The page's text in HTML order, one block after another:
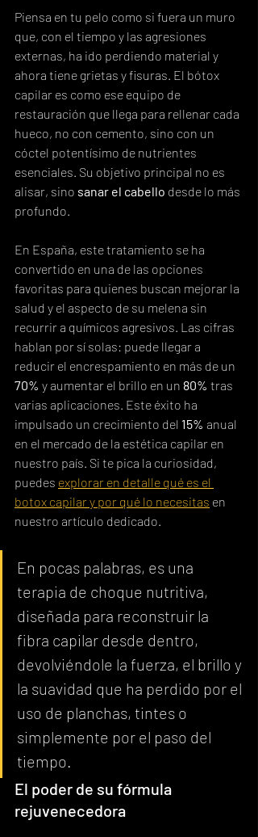
Piensa en tu pelo como si fuera un muro
que, con el tiempo y las agresiones
externas, ha ido perdiendo material y
ahora tiene grietas y fisuras. El bótox
capilar es como ese equipo de
restauración que llega para rellenar cada
hueco, no con cemento, sino con un
cóctel potentísimo de nutrientes
esenciales. Su objetivo principal no es
alisar, sino sanar el cabello desde lo más
profundo.
En España, este tratamiento se ha
convertido en una de las opciones
favoritas para quienes buscan mejorar la
salud y el aspecto de su melena sin
recurrir a químicos agresivos. Las cifras
hablan por sí solas: puede llegar a
reducir el encrespamiento en más de un
70% y aumentar el brillo en un 80% tras
varias aplicaciones. Este éxito ha
impulsado un crecimiento del 15% anual
en el mercado de la estética capilar en
nuestro país. Si te pica la curiosidad,
puedes explorar en detalle qué es el
botox capilar y por qué lo necesitas en
nuestro artículo dedicado.
En pocas palabras, es una
terapia de choque nutritiva,
diseñada para reconstruir la
fibra capilar desde dentro,
devolviéndole la fuerza, el brillo y
la suavidad que ha perdido por el
uso de planchas, tintes o
simplemente por el paso del
tiempo.
El poder de su fórmula
rejuvenecedora